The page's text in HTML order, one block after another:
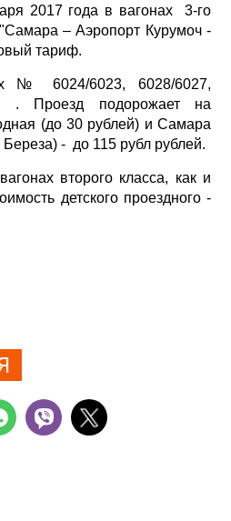
2017 года в вагонах 3-го
"Самара – Аэропорт Курумоч -
тариф.
№ 6024/6023, 6028/6027,
. Проезд подорожает на
(до 30 рублей) и Самара
- до 115 рубл рублей.
второго класса, как и
детского проездного -